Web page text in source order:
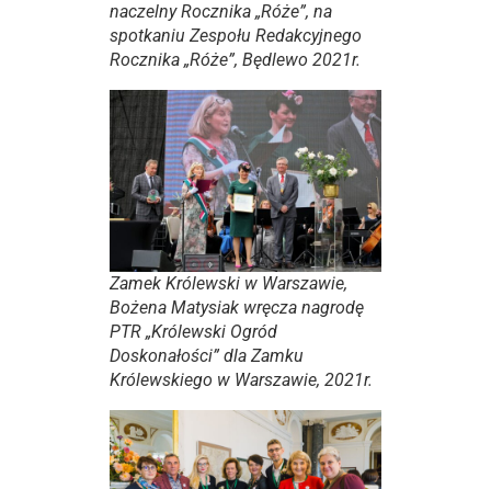
naczelny Rocznika „Róże”, na
spotkaniu Zespołu Redakcyjnego
Rocznika „Róże”, Będlewo 2021r.
Zamek Królewski w Warszawie,
Bożena Matysiak wręcza nagrodę
PTR „Królewski Ogród
Doskonałości” dla Zamku
Królewskiego w Warszawie, 2021r.